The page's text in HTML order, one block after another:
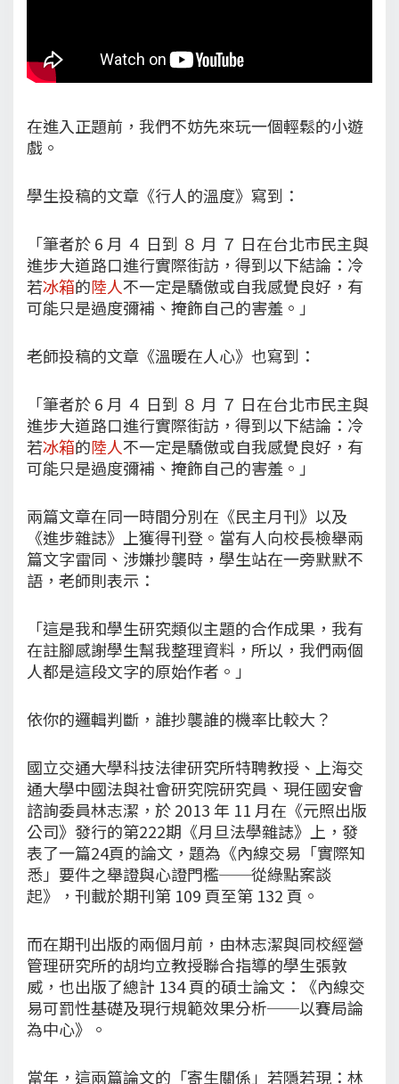
在進入正題前，我們不妨先來玩一個輕鬆的小遊
戲。
學生投稿的文章《行人的溫度》寫到：
「筆者於 6 月 ４ 日到 ８ 月 ７ 日在台北市民主與
進步大道路口進行實際街訪，得到以下結論：冷
若冰箱的陸人不一定是驕傲或自我感覺良好，有
可能只是過度彌補、掩飾自己的害羞。」
老師投稿的文章《溫暖在人心》也寫到：
「筆者於 6 月 ４ 日到 ８ 月 ７ 日在台北市民主與
進步大道路口進行實際街訪，得到以下結論：冷
若冰箱的陸人不一定是驕傲或自我感覺良好，有
可能只是過度彌補、掩飾自己的害羞。」
兩篇文章在同一時間分別在《民主月刊》以及
《進步雜誌》上獲得刊登。當有人向校長檢舉兩
篇文字雷同、涉嫌抄襲時，學生站在一旁默默不
語，老師則表示：
「這是我和學生研究類似主題的合作成果，我有
在註腳感謝學生幫我整理資料，所以，我們兩個
人都是這段文字的原始作者。」
依你的邏輯判斷，誰抄襲誰的機率比較大？
國立交通大學科技法律研究所特聘教授、上海交
通大學中國法與社會研究院研究員、現任國安會
諮詢委員林志潔，於 2013 年 11 月在《元照出版
公司》發行的第222期《月旦法學雜誌》上，發
表了一篇24頁的論文，題為《內線交易「實際知
悉」要件之舉證與心證門檻──從綠點案談
起》，刊載於期刊第 109 頁至第 132 頁。
而在期刊出版的兩個月前，由林志潔與同校經營
管理研究所的胡均立教授聯合指導的學生張敦
威，也出版了總計 134 頁的碩士論文：《內線交
易可罰性基礎及現行規範效果分析──以賽局論
為中心》。
當年，這兩篇論文的「寄生關係」若隱若現：林